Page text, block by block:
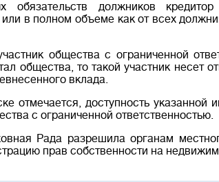
обязательств должников
или в полном объеме как от всех
общества с ограниченной
общества, то такой участник несет
вклада.
отмечается, доступность
с ограниченной ответственностью.
Рада разрешила органам
прав собственности на